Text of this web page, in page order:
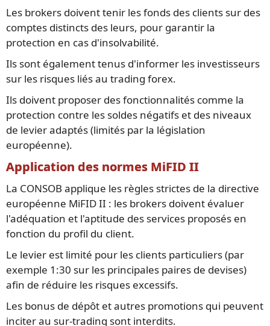
Les brokers doivent tenir les fonds des clients sur des
comptes distincts des leurs, pour garantir la
protection en cas d'insolvabilité.
Ils sont également tenus d'informer les investisseurs
sur les risques liés au trading forex.
Ils doivent proposer des fonctionnalités comme la
protection contre les soldes négatifs et des niveaux
de levier adaptés (limités par la législation
européenne).
Application des normes MiFID II
La CONSOB applique les règles strictes de la directive
européenne MiFID II : les brokers doivent évaluer
l'adéquation et l'aptitude des services proposés en
fonction du profil du client.
Le levier est limité pour les clients particuliers (par
exemple 1:30 sur les principales paires de devises)
afin de réduire les risques excessifs.
Les bonus de dépôt et autres promotions qui peuvent
inciter au sur-trading sont interdits.